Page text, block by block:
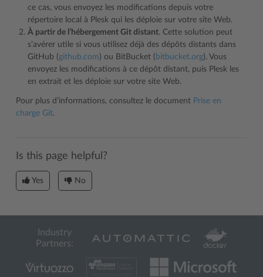
ce cas, vous envoyez les modifications depuis votre
répertoire local à Plesk qui les déploie sur votre site Web.
À partir de l’hébergement Git distant. Cette solution peut
s’avérer utile si vous utilisez déjà des dépôts distants dans
GitHub (github.com) ou BitBucket ( bitbucket.org). Vous
envoyez les modifications à ce dépôt distant, puis Plesk les
en extrait et les déploie sur votre site Web.
Pour plus d’informations, consultez le document Prise en
charge Git.
Is this page helpful?
Yes No
Industry
Partners: